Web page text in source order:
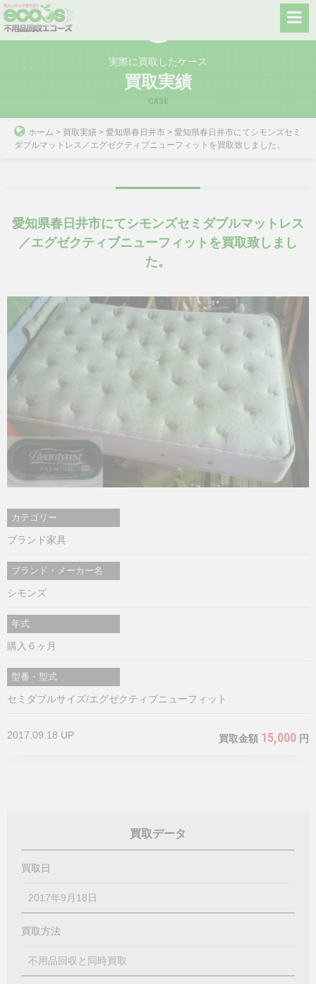
Skip
to
実際に買取したケース
買取実績
CASE
ホーム > 買取実績 > 愛知県春日井市 > 愛知県春日井市にてシモンズセミ
ダブルマットレス／エグゼクティブニューフィットを買取致しました。
愛知県春日井市にてシモンズセミダブルマットレス
／エグゼクティブニューフィットを買取致しまし
た。
カテゴリー
ブランド家具
ブランド・メーカー名
シモンズ
年式
購入６ヶ月
型番・型式
セミダブルサイズ/エグゼクティブニューフィット
2017.09.18 UP 買取金額 15,000 円
買取データ
買取日
2017年9月18日
買取方法
不用品回収と同時買取